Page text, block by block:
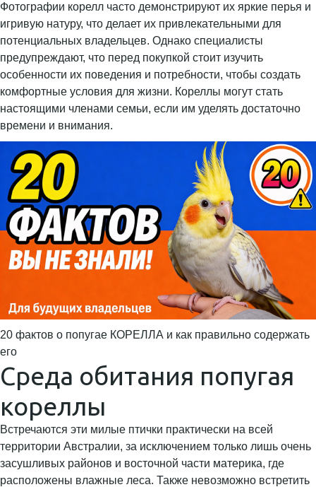
Фотографии корелл часто демонстрируют их яркие перья и
игривую натуру, что делает их привлекательными для
потенциальных владельцев. Однако специалисты
предупреждают, что перед покупкой стоит изучить
особенности их поведения и потребности, чтобы создать
комфортные условия для жизни. Кореллы могут стать
настоящими членами семьи, если им уделять достаточно
времени и внимания.
20 фактов о попугае КОРЕЛЛА и как правильно содержать
его
Среда обитания попугая
кореллы
Встречаются эти милые птички практически на всей
территории Австралии, за исключением только лишь очень
засушливых районов и восточной части материка, где
расположены влажные леса. Также невозможно встретить